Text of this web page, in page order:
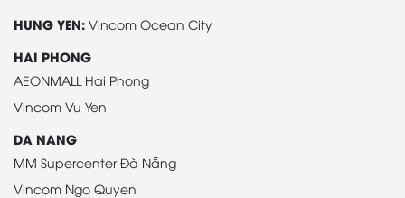
HUNG YEN: Vincom Ocean City
HAI PHONG
AEONMALL Hai Phong
Vincom Vu Yen
DA NANG
MM Supercenter Đà Nẵng
Vincom Ngo Quyen